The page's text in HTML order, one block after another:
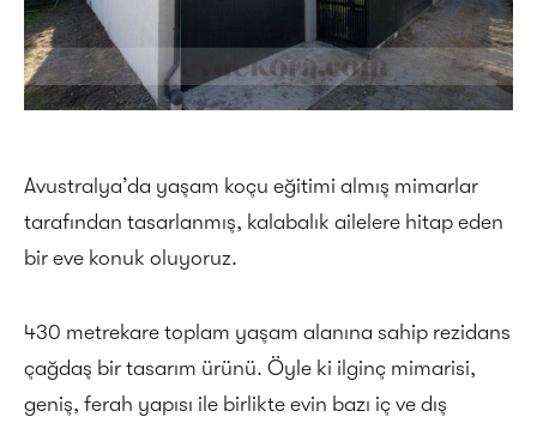
Avustralya’da yaşam koçu eğitimi almış mimarlar
tarafından tasarlanmış, kalabalık ailelere hitap eden
bir eve konuk oluyoruz.
430 metrekare toplam yaşam alanına sahip rezidans
çağdaş bir tasarım ürünü. Öyle ki ilginç mimarisi,
geniş, ferah yapısı ile birlikte evin bazı iç ve dış